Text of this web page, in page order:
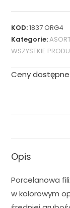
KOD:1837 ORG4
Kategorie:
WSZYSTKIE
Ceny
Opis
Porcelanowa
w kolorowym